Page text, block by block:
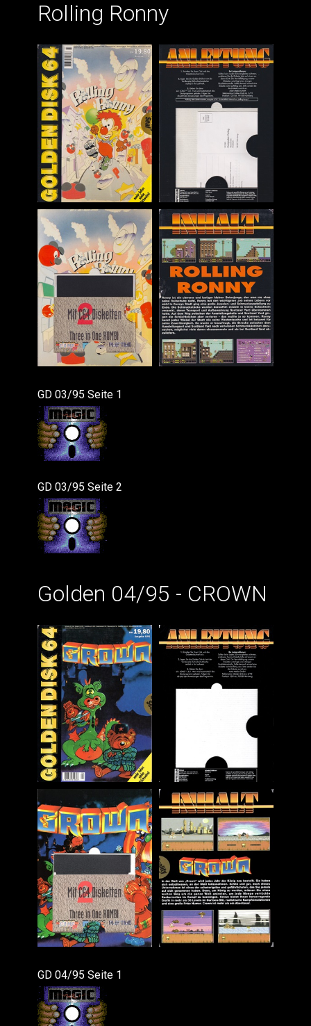
Rolling Ronny
GD 03/95 Seite 1
GD 03/95 Seite 2
Golden 04/95 - CROWN
GD 04/95 Seite 1